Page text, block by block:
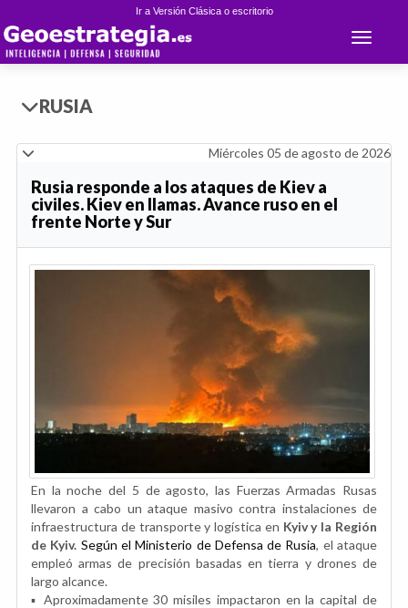
Ir a Versión Clásica o escritorio
Toggle
RUSIA
Miércoles 05 de agosto de 2026
Rusia responde a los ataques de Kiev a
civiles. Kiev en llamas. Avance ruso en el
frente Norte y Sur
En la noche del 5 de agosto, las Fuerzas Armadas Rusas
llevaron a cabo un ataque masivo contra instalaciones de
infraestructura de transporte y logística en Kyiv y la Región
de Kyiv. Según el Ministerio de Defensa de Rusia, el ataque
empleó armas de precisión basadas en tierra y drones de
largo alcance.
▪️ Aproximadamente 30 misiles impactaron en la capital de